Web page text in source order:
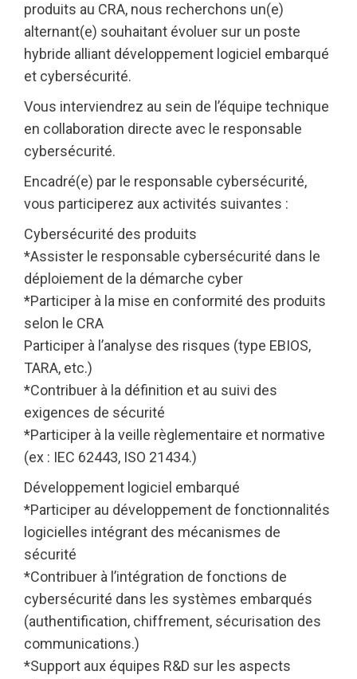
produits au CRA, nous recherchons un(e)
alternant(e) souhaitant évoluer sur un poste
hybride alliant développement logiciel embarqué
et cybersécurité.
Vous interviendrez au sein de l’équipe technique
en collaboration directe avec le responsable
cybersécurité.
Encadré(e) par le responsable cybersécurité,
vous participerez aux activités suivantes :
Cybersécurité des produits
*Assister le responsable cybersécurité dans le
déploiement de la démarche cyber
*Participer à la mise en conformité des produits
selon le CRA
Participer à l’analyse des risques (type EBIOS,
TARA, etc.)
*Contribuer à la définition et au suivi des
exigences de sécurité
*Participer à la veille règlementaire et normative
(ex : IEC 62443, ISO 21434.)
Développement logiciel embarqué
*Participer au développement de fonctionnalités
logicielles intégrant des mécanismes de
sécurité
*Contribuer à l’intégration de fonctions de
cybersécurité dans les systèmes embarqués
(authentification, chiffrement, sécurisation des
communications.)
*Support aux équipes R&D sur les aspects